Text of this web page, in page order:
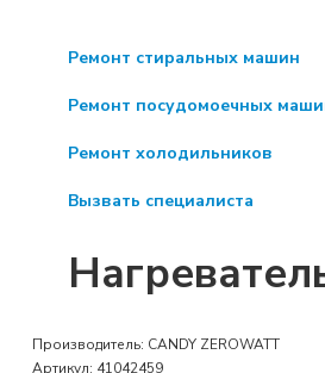
Ремонт стиральных машин
Ремонт посудомоечных
Ремонт холодильников
Вызвать специалиста
Производитель: CANDY ZEROWATT
Артикул: 41042459